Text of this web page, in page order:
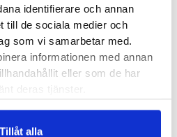
identifierare och annan
till de sociala medier och
som vi samarbetar med.
informationen med annan
eller som de har
deras tjänster.
Tillåt alla
1200kr